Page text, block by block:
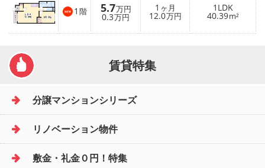
1 階 5.7万円
0.3万円
1 ヶ月
12.0万円
1LDK
40.39m²
賃貸特集
分譲マンションシリーズ
リノベーション物件
敷金・礼金０円！特集